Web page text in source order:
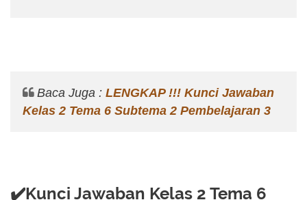
Baca Juga : LENGKAP !!! Kunci Jawaban
Kelas 2 Tema 6 Subtema 2 Pembelajaran 3
✔️Kunci Jawaban Kelas 2 Tema 6